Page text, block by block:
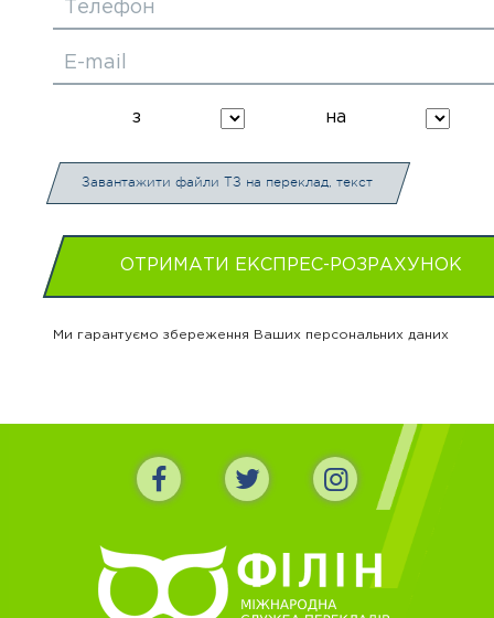
Телефон
E-mail
з на
Завантажити файли ТЗ на переклад, текст
ОТРИМАТИ ЕКСПРЕС-РОЗРАХУНОК
Ми гарантуємо збереження Ваших персональних даних